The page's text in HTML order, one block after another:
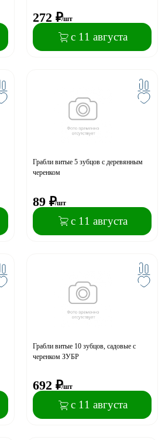
272 ₽/шт
с 11 августа
Грабли витые 5 зубцов с деревянным
черенком
89 ₽/шт
с 11 августа
Грабли витые 10 зубцов, садовые с
черенком ЗУБР
692 ₽/шт
с 11 августа